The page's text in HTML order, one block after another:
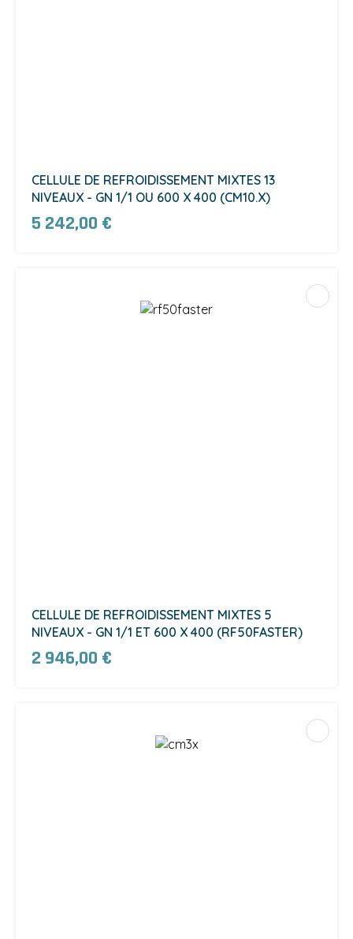
CELLULE DE REFROIDISSEMENT MIXTES 13
NIVEAUX - GN 1/1 OU 600 X 400 (CM10.X)
5 242,00 €
CELLULE DE REFROIDISSEMENT MIXTES 5
NIVEAUX - GN 1/1 ET 600 X 400 (RF50FASTER)
2 946,00 €